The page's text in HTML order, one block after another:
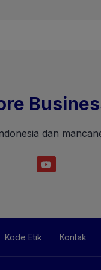
dan
Kode Etik Kontak